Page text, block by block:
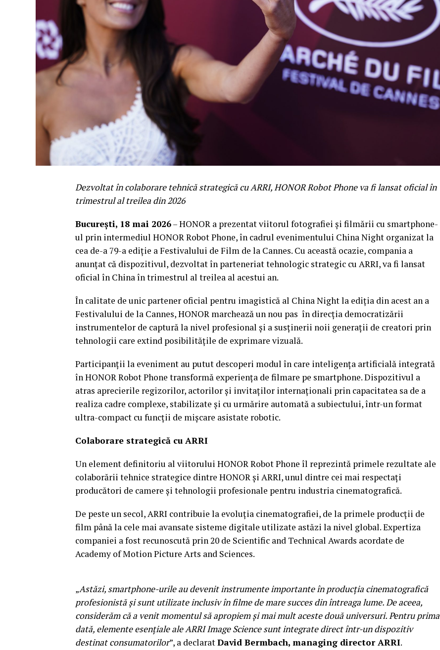
Dezvoltat în colaborare tehnică strategică cu ARRI, HONOR Robot Phone va fi lansat oficial în
trimestrul al treilea din 2026
București, 18 mai 2026– HONOR a prezentat viitorul fotografiei și filmării cu smartphone-
ul prin intermediul HONOR Robot Phone, în cadrul evenimentului China Night organizat la
cea de-a 79-a ediție a Festivalului de Film de la Cannes. Cu această ocazie, compania a
anunțat că dispozitivul, dezvoltat în parteneriat tehnologic strategic cu ARRI, va fi lansat
oficial în China în trimestrul al treilea al acestui an.
În calitate de unic partener oficial pentru imagistică al China Night la ediția din acest an a
Festivalului de la Cannes, HONOR marchează un nou pas în direcția democratizării
instrumentelor de captură la nivel profesional și a susținerii noii generații de creatori prin
tehnologii care extind posibilitățile de exprimare vizuală.
Participanții la eveniment au putut descoperi modul în care inteligența artificială integrată
în HONOR Robot Phone transformă experiența de filmare pe smartphone. Dispozitivul a
atras aprecierile regizorilor, actorilor și invitaților internaționali prin capacitatea sa de a
realiza cadre complexe, stabilizate și cu urmărire automată a subiectului, într-un format
ultra-compact cu funcții de mișcare asistate robotic.
Colaborare strategică cu ARRI
Un element definitoriu al viitorului HONOR Robot Phone îl reprezintă primele rezultate ale
colaborării tehnice strategice dintre HONOR și ARRI, unul dintre cei mai respectați
producători de camere și tehnologii profesionale pentru industria cinematografică.
De peste un secol, ARRI contribuie la evoluția cinematografiei, de la primele producții de
film până la cele mai avansate sisteme digitale utilizate astăzi la nivel global. Expertiza
companiei a fost recunoscută prin 20 de Scientific and Technical Awards acordate de
Academy of Motion Picture Arts and Sciences.
„Astăzi, smartphone-urile au devenit instrumente importante în producția cinematografică
profesionistă și sunt utilizate inclusiv în filme de mare succes din întreaga lume. De aceea,
considerăm că a venit momentul să apropiem și mai mult aceste două universuri. Pentru prima
dată, elemente esențiale ale ARRI Image Science sunt integrate direct într-un dispozitiv
destinat consumatorilor”, a declaratDavid Bermbach, managing director ARRI.